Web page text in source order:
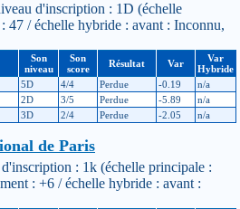
d'inscription : 1D (échelle
47 / échelle hybride : avant : Inconnu,
Son
niveau
Son
score
Résultat Var
Var
Hybride
5D 4/4 Perdue -0.19
n/a
2D 3/5 Perdue -5.89
n/a
3D 2/4 Perdue -2.05 n/a
de Paris
: 1k (échelle principale :
: +6 / échelle hybride : avant :